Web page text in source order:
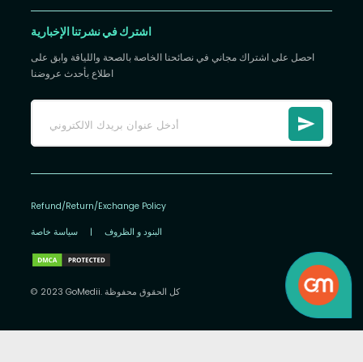
اشترك في نشرتنا الإخبارية
احصل على اشتراك مجاني في نصائحنا الخاصة بالصحة واللياقة وابق على
اطلاع بأحدث عروضنا
Refund/Return/Exchange Policy
سياسة خاصة | البنود و الظروف
© 2023 GoMedii. كل الحقوق محفوظة